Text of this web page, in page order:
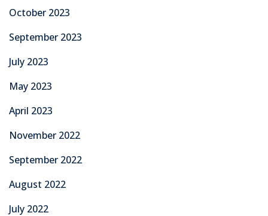
October 2023
September 2023
July 2023
May 2023
April 2023
November 2022
September 2022
August 2022
July 2022